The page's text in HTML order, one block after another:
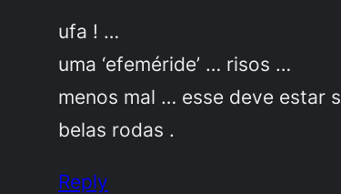
ufa ! …
uma ‘efeméride’ … risos …
menos mal … esse deve estar
belas rodas .
Reply